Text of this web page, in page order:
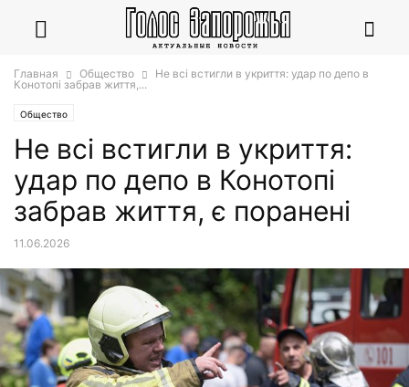
Главная Общество
Не всі встигли в укриття: удар по депо в
Конотопі забрав життя,...
Общество
Не всі встигли в укриття:
удар по депо в Конотопі
забрав життя, є поранені
11.06.2026